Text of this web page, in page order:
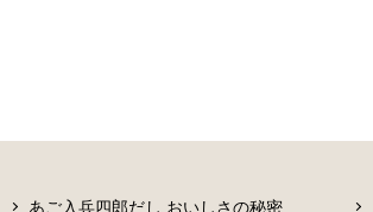
あご入兵四郎だし おいしさの秘密